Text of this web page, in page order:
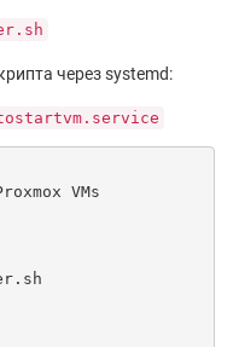
через systemd:
VMs